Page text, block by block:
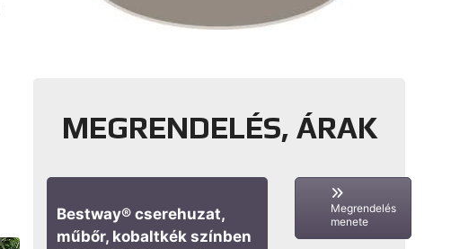
MEGRENDELÉS, ÁRAK
Bestway® cserehuzat,
műbőr, kobaltkék színben
Megrendelés
menete